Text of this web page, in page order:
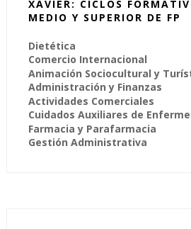
XAVIER: CICLOS
MEDIO Y SUPERIOR DE FP
Dietética
Comercio Internacional
Animación Sociocultural y
Administración y Finanzas
Actividades Comerciales
Cuidados Auxiliares de
Farmacia y Parafarmacia
Gestión Administrativa